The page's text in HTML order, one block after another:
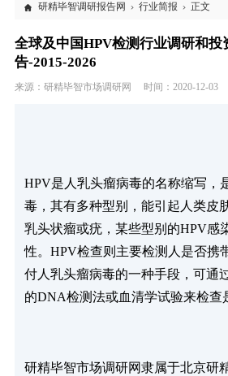
研精毕智调研报告网 行业简报 正文
全球及中国HPV检测行业调研和投
告-2015-2026
来源：研精毕智市场调研网 时间：2020-12-03
HPV是人乳头瘤病毒的名称缩写，
毒，其有多种型别，能引起人类皮
乳头状瘤或疣，某些型别的HPV感
性。HPV检查则主要检测人是否携
付人乳头瘤病毒的一种手段，可通
的DNA检测法或血清学试验来检查
研精毕智市场调研网隶属于北京研